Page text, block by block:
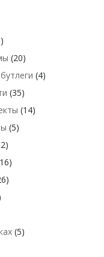
(20)
(4)
(35)
(14)
(5)
(5)